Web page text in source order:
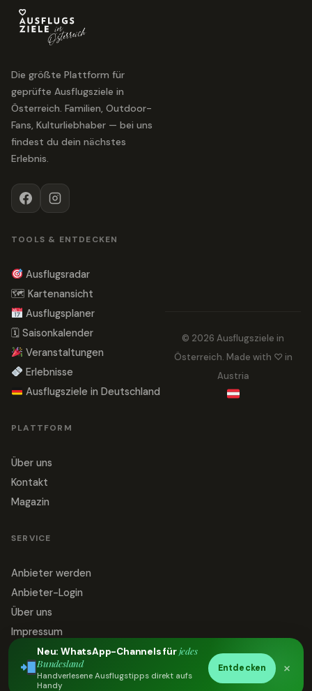
Die größte Plattform für
geprüfte Ausflugsziele in
Österreich. Familien, Outdoor-
Fans, Kulturliebhaber — bei uns
findest du dein nächstes
Erlebnis.
TOOLS & ENTDECKEN
Ausflugsradar
🗺 Kartenansicht
Ausflugsplaner
🗓 Saisonkalender
Veranstaltungen
Erlebnisse
Ausflugsziele in Deutschland
PLATTFORM
Über uns
Kontakt
Magazin
SERVICE
Anbieter werden
Anbieter-Login
Über uns
Impressum
Datenschutz
Kontakt
© 2026 Ausflugsziele in
Österreich. Made with ♡ in
Austria
Neu: WhatsApp-Channels fürjedes
Bundesland
Handverlesene Ausflugstipps direkt aufs
Handy
Entdecken ×